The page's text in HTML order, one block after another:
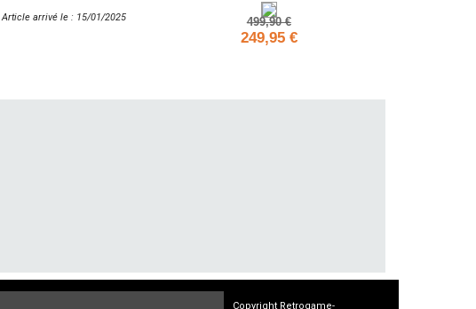
Article arrivé le : 15/01/2025 499,90 €
249,95 €
Copyright Retrogame-